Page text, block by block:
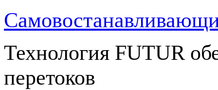
Технология FUTUR
перетоков